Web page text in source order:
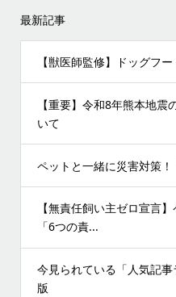
最新記事
【獣医師監修】ドッグフ
【重要】令和8年熊本地
いて
ペットと一緒に災害対策
【無責任飼い主ゼロ宣言
「6つの責...
今見られている「人気記
版